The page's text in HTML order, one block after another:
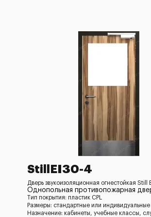
StillEI30-4
Дверь звукоизоляционная огнестойкая Still
Однопольная противопожарная
Тип покрытия: пластик CPL
Размеры: стандартные или индивидуальные
Назначение: кабинеты, учебные классы,